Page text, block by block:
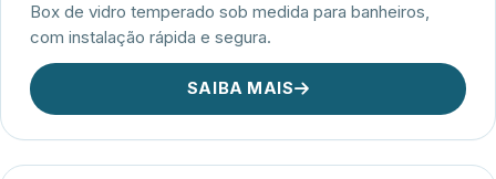
Box de vidro temperado sob medida para banheiros,
com instalação rápida e segura.
SAIBA MAIS